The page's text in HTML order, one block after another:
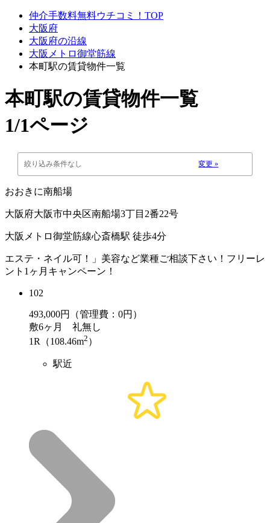
仲介手数料無料ウチコミ！TOP
大阪府
大阪府の沿線
大阪メトロ御堂筋線
本町駅の賃貸物件一覧
本町駅の賃貸物件一覧
1/1ページ
絞り込み条件なし 変更 »
おおきに南船場
大阪府大阪市中央区南船場3丁目2番22号
大阪メトロ御堂筋線心斎橋駅 徒歩4分
エステ・ネイル可！」美容など業種ご相談下さい！フリーレ
ント1ヶ月キャンペーン！
102
493,000円（管理費：0円）
敷6ヶ月 礼無し
1R（108.46m2 ）
駅近